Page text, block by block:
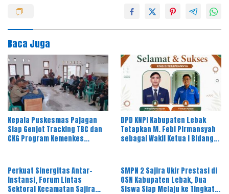
Baca Juga
Kepala Puskesmas Pajagan
Siap Genjot Tracking TBC dan
CKG Program Kemenkes
DPD KNPI Kabupaten Lebak
Tetapkan M. Febi Pirmansyah
sebagai Wakil Ketua I Bidang
Perkuat Sinergitas Antar-
Instansi, Forum Lintas
Sektoral Kecamatan Sajira
SMPN 2 Sajira Ukir Prestasi di
OSN Kabupaten Lebak, Dua
Siswa Siap Melaju ke Tingkat